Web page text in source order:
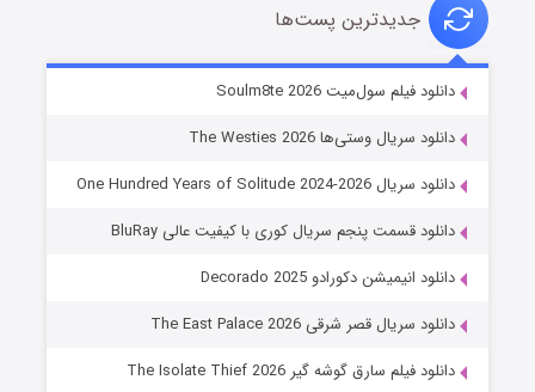
خاندان اژدها فصل ۳
جدیدترین پست‌ها
دانلود فیلم سول‌میت Soulm8te 2026
دانلود سریال وستی‌ها The Westies 2026
دانلود سریال One Hundred Years of Solitude 2024-2026
دانلود قسمت پنجم سریال کوری با کیفیت عالی BluRay
دانلود انیمیشن دکورادو Decorado 2025
دانلود سریال قصر شرقی The East Palace 2026
دانلود فیلم سارق گوشه گیر The Isolate Thief 2026